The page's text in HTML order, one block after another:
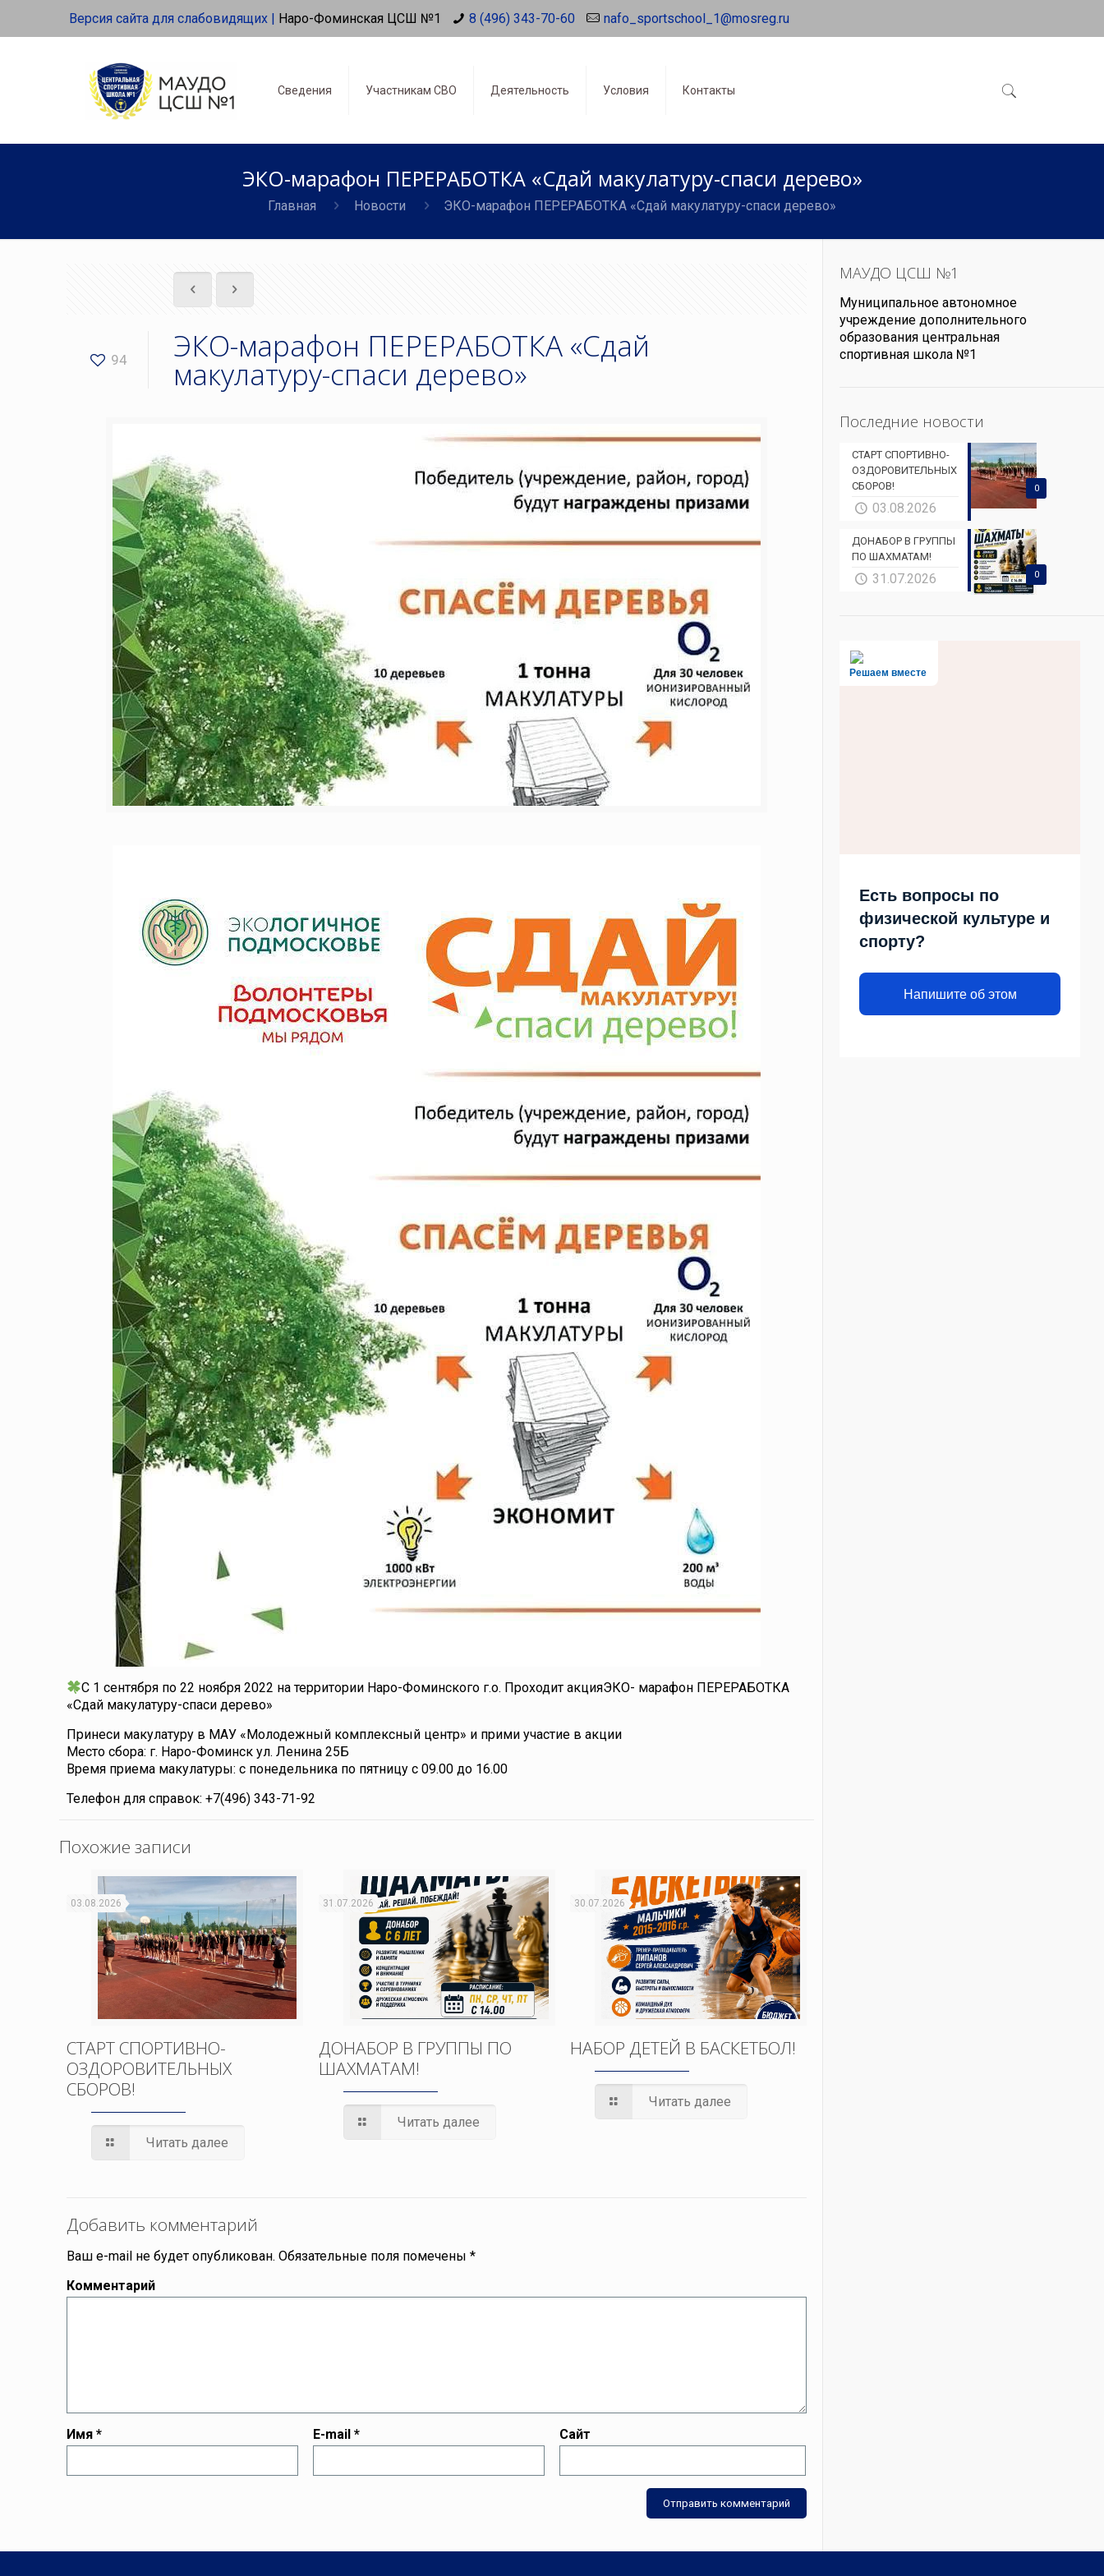
Версия сайта для слабовидящих | Наро-Фоминская ЦСШ №1 8 (496) 343-70-60 nafo_sportschool_1@mosreg.ru
Сведения Участникам СВО Деятельность Условия Контакты
ЭКО-марафон ПЕРЕРАБОТКА «Сдай макулатуру-спаси дерево»
Главная Новости ЭКО-марафон ПЕРЕРАБОТКА «Сдай макулатуру-спаси дерево»
94 ЭКО-марафон ПЕРЕРАБОТКА «Сдай
макулатуру-спаси дерево»
С 1 сентября по 22 ноября 2022 на территории Наро-Фоминского г.о. Проходит акцияЭКО- марафон ПЕРЕРАБОТКА
«Сдай макулатуру-спаси дерево»
Принеси макулатуру в МАУ «Молодежный комплексный центр» и прими участие в акции
Место сбора: г. Наро-Фоминск ул. Ленина 25Б
Время приема макулатуры: с понедельника по пятницу с 09.00 до 16.00
Телефон для справок: +7(496) 343-71-92
Похожие записи
03.08.2026
СТАРТ СПОРТИВНО-
ОЗДОРОВИТЕЛЬНЫХ
СБОРОВ!
Читать далее
31.07.2026
ДОНАБОР В ГРУППЫ ПО
ШАХМАТАМ!
Читать далее
30.07.2026
НАБОР ДЕТЕЙ В БАСКЕТБОЛ!
Читать далее
Добавить комментарий
Ваш e-mail не будет опубликован. Обязательные поля помечены*
Комментарий
Имя* E-mail* Сайт
МАУДО ЦСШ №1
Муниципальное автономное
учреждение дополнительного
образования центральная
спортивная школа №1
Последние новости
0
СТАРТ СПОРТИВНО-
ОЗДОРОВИТЕЛЬНЫХ
СБОРОВ!
03.08.2026
0
ДОНАБОР В ГРУППЫ
ПО ШАХМАТАМ!
31.07.2026
Решаем вместе
Есть вопросы по
физической культуре и
спорту?
Напишите об этом